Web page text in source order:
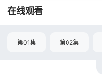
在线观看
第01集 第02集